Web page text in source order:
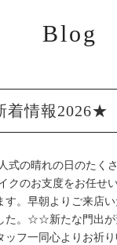
Blog
着情報2026★
の晴れの日のたく
クのお支度をお任せ
す。早朝よりご来店
た。☆☆新たな門出が
ッフ一同心よりお祈